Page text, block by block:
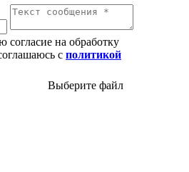
на обработку
с политикой
Выберите файл